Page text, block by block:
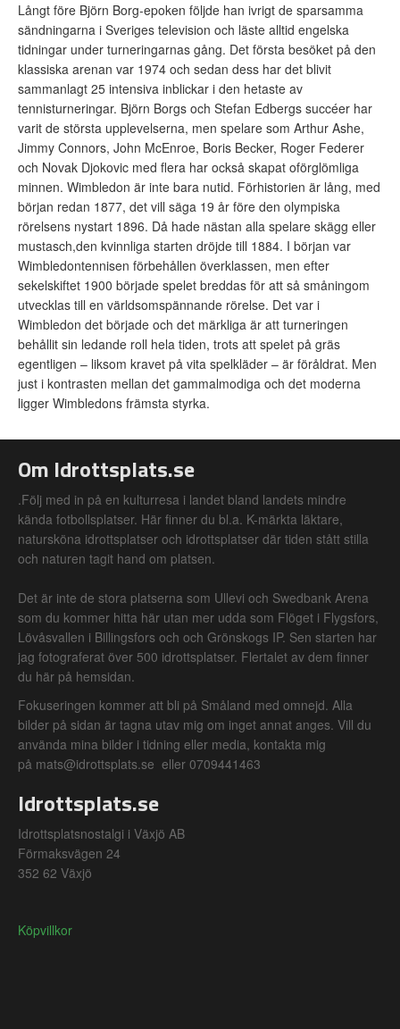
Långt före Björn Borg-epoken följde han ivrigt de sparsamma
sändningarna i Sveriges television och läste alltid engelska
tidningar under turneringarnas gång. Det första besöket på den
klassiska arenan var 1974 och sedan dess har det blivit
sammanlagt 25 intensiva inblickar i den hetaste av
tennisturneringar. Björn Borgs och Stefan Edbergs succéer har
varit de största upplevelserna, men spelare som Arthur Ashe,
Jimmy Connors, John McEnroe, Boris Becker, Roger Federer
och Novak Djokovic med flera har också skapat oförglömliga
minnen. Wimbledon är inte bara nutid. Förhistorien är lång, med
början redan 1877, det vill säga 19 år före den olympiska
rörelsens nystart 1896. Då hade nästan alla spelare skägg eller
mustasch,den kvinnliga starten dröjde till 1884. I början var
Wimbledontennisen förbehållen överklassen, men efter
sekelskiftet 1900 började spelet breddas för att så småningom
utvecklas till en världsomspännande rörelse. Det var i
Wimbledon det började och det märkliga är att turneringen
behållit sin ledande roll hela tiden, trots att spelet på gräs
egentligen – liksom kravet på vita spelkläder – är föråldrat. Men
just i kontrasten mellan det gammalmodiga och det moderna
ligger Wimbledons främsta styrka.
Om Idrottsplats.se
.Följ med in på en kulturresa i landet bland landets mindre
kända fotbollsplatser. Här finner du bl.a. K-märkta läktare,
natursköna idrottsplatser och idrottsplatser där tiden stått stilla
och naturen tagit hand om platsen.
Det är inte de stora platserna som Ullevi och Swedbank Arena
som du kommer hitta här utan mer udda som Flöget i Flygsfors,
Lövåsvallen i Billingsfors och och Grönskogs IP. Sen starten har
jag fotograferat över 500 idrottsplatser. Flertalet av dem finner
du här på hemsidan.
Fokuseringen kommer att bli på Småland med omnejd. Alla
bilder på sidan är tagna utav mig om inget annat anges. Vill du
använda mina bilder i tidning eller media, kontakta mig
på mats@idrottsplats.se eller 0709441463
Idrottsplats.se
Idrottsplatsnostalgi i Växjö AB
Förmaksvägen 24
352 62 Växjö
Köpvillkor